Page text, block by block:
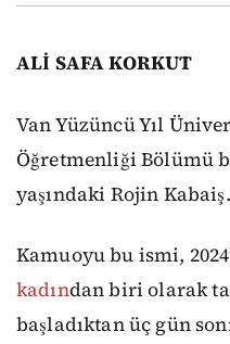
ALİ SAFA KORKUT
Van Yüzüncü Yıl
Öğretmenliği Bölümü
yaşındaki Rojin Kabaiş.
Kamuoyu bu ismi,
kadından biri olarak
başladıktan üç gün